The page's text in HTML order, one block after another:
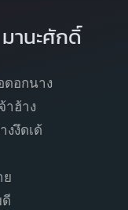
านะศักดิ์
ดอกนาง
าฮ้าง
งงึดเด้
ย
ดี